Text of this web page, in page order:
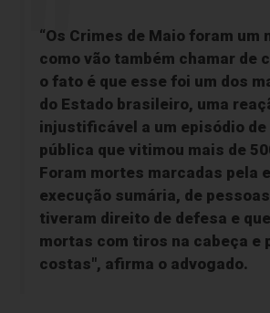
“Os Crimes de Maio foram um
como vão também chamar de
o fato é que esse foi um dos
do Estado brasileiro, uma
injustificável a um episódio
pública que vitimou mais de
Foram mortes marcadas pela
execução sumária, de
tiveram direito de defesa e
mortas com tiros na cabeça e
costas", afirma o advogado.